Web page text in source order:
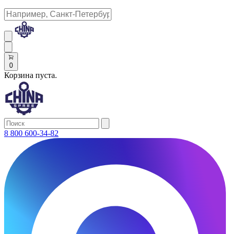
0
Корзина пуста.
8 800 600-34-82